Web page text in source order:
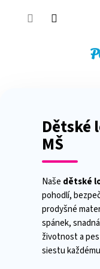
Dětské
MŠ
Naše dětské
pohodlí,
prodyšné
spánek,
životnost a
siestu